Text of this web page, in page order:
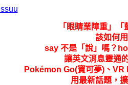
Issuu
「眼睛業障重」「
該如何
say 不是「說」嗎？
讓英文消息靈通
Pokémon Go(寶可夢)、VR
用最新話題，